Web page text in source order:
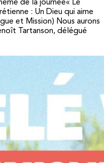
de la journée« Le
: Un Dieu qui aime
et Mission) Nous aurons
Tartanson, délégué